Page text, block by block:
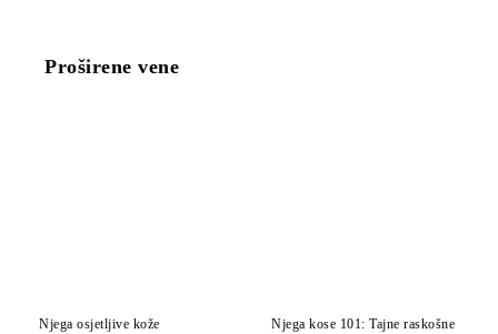
Proširene vene
Njega osjetljive kože
Njega kose 101: Tajne raskošne